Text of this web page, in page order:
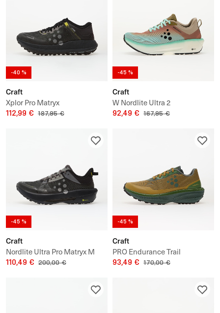
-40 %
Craft
Xplor Pro Matryx
112,99 € 187,95 €
-45 %
Craft
W Nordlite Ultra 2
92,49 € 167,95 €
-45 %
Craft
Nordlite Ultra Pro Matryx M
110,49 € 200,00 €
-45 %
Craft
PRO Endurance Trail
93,49 € 170,00 €